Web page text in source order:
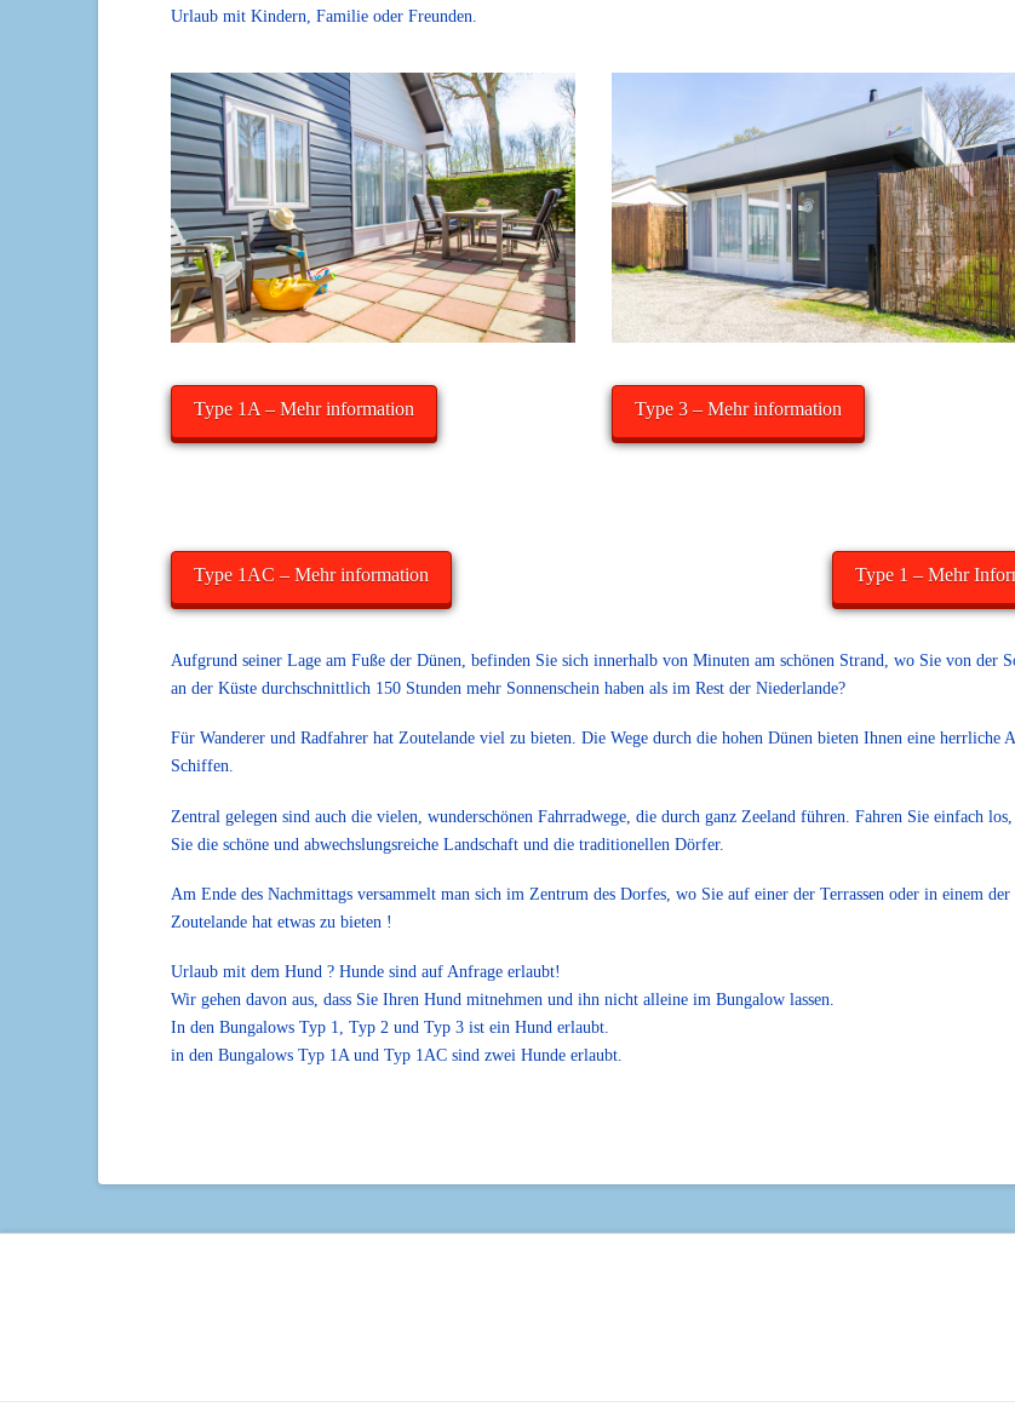
Urlaub mit Kindern, Familie oder Freunden.
Type 1A – Mehr information Type 3 – Mehr information
Type 1AC – Mehr information Type 1 – Mehr
Aufgrund seiner Lage am Fuße der Dünen, befinden Sie sich innerhalb von Minuten am schönen Strand, wo Sie von der
an der Küste durchschnittlich 150 Stunden mehr Sonnenschein haben als im Rest der Niederlande?
Für Wanderer und Radfahrer hat Zoutelande viel zu bieten. Die Wege durch die hohen Dünen bieten Ihnen eine herrliche
Schiffen.
Zentral gelegen sind auch die vielen, wunderschönen Fahrradwege, die durch ganz Zeeland führen. Fahren Sie einfach
Sie die schöne und abwechslungsreiche Landschaft und die traditionellen Dörfer.
Am Ende des Nachmittags versammelt man sich im Zentrum des Dorfes, wo Sie auf einer der Terrassen oder in einem
Zoutelande hat etwas zu bieten !
Urlaub mit dem Hund ? Hunde sind auf Anfrage erlaubt!
Wir gehen davon aus, dass Sie Ihren Hund mitnehmen und ihn nicht alleine im Bungalow lassen.
In den Bungalows Typ 1, Typ 2 und Typ 3 ist ein Hund erlaubt.
in den Bungalows Typ 1A und Typ 1AC sind zwei Hunde erlaubt.